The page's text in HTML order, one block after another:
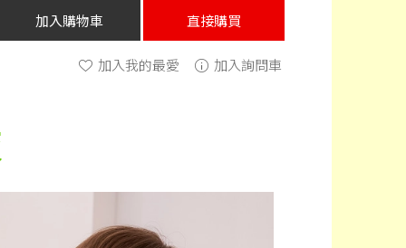
加入購物車 直接購買
加入我的最愛 加入詢問車